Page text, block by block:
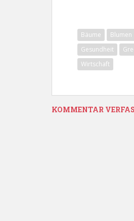
Bäume Blumen
Gesundheit
Wirtschaft
KOMMENTAR